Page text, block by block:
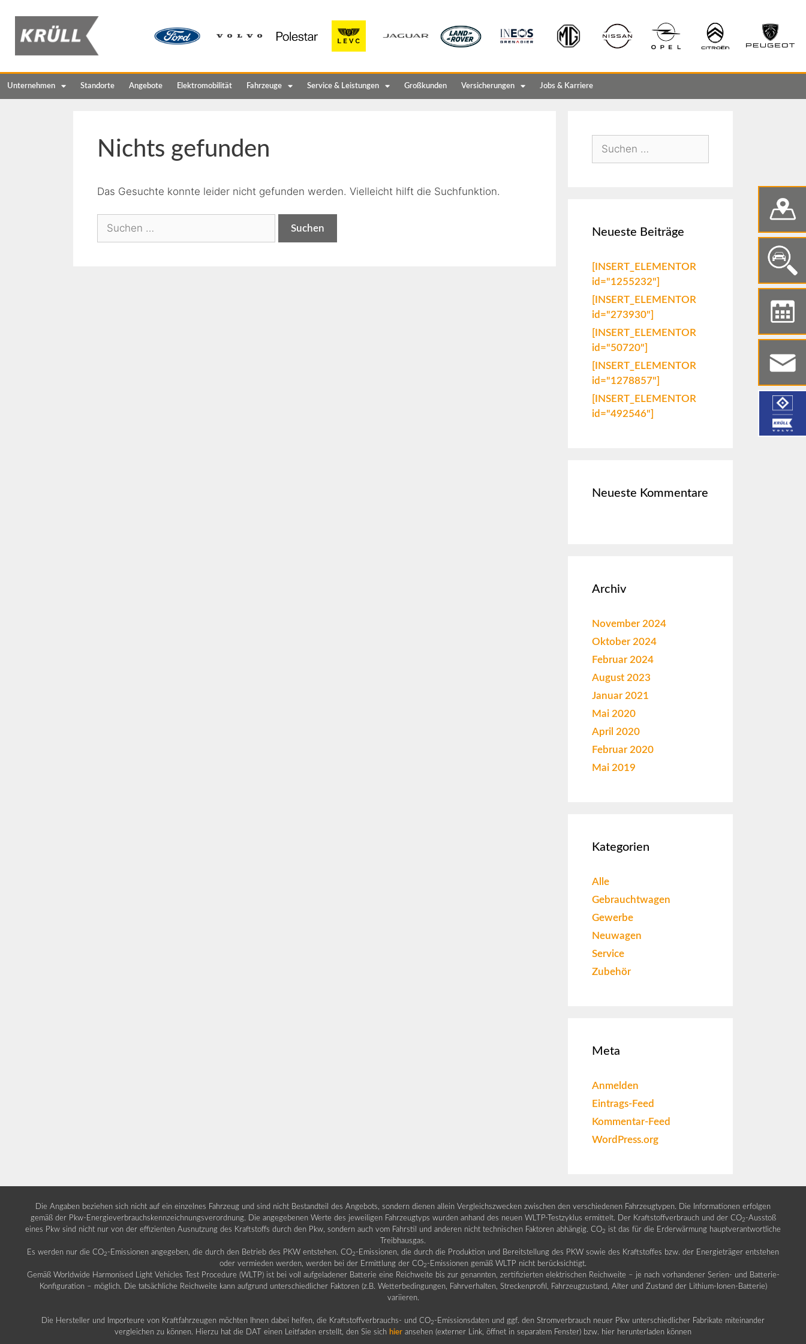
Unternehmen Standorte Angebote Elektromobilität Fahrzeuge Service & Leistungen Großkunden Versicherungen Jobs & Karriere
Nichts gefunden
Das Gesuchte konnte leider nicht gefunden werden. Vielleicht hilft die Suchfunktion.
Neueste Beiträge
[INSERT_ELEMENTOR
id="1255232"]
[INSERT_ELEMENTOR
id="273930"]
[INSERT_ELEMENTOR
id="50720"]
[INSERT_ELEMENTOR
id="1278857"]
[INSERT_ELEMENTOR
id="492546"]
Neueste Kommentare
Archiv
November 2024
Oktober 2024
Februar 2024
August 2023
Januar 2021
Mai 2020
April 2020
Februar 2020
Mai 2019
Kategorien
Alle
Gebrauchtwagen
Gewerbe
Neuwagen
Service
Zubehör
Meta
Anmelden
Eintrags-Feed
Kommentar-Feed
WordPress.org
Die Angaben beziehen sich nicht auf ein einzelnes Fahrzeug und sind nicht Bestandteil des Angebots, sondern dienen allein Vergleichszwecken zwischen den verschiedenen Fahrzeugtypen. Die Informationen erfolgen
gemäß der Pkw-Energieverbrauchskennzeichnungsverordnung. Die angegebenen Werte des jeweiligen Fahrzeugtyps wurden anhand des neuen WLTP-Testzyklus ermittelt. Der Kraftstoffverbrauch und der CO2 -Ausstoß
eines Pkw sind nicht nur von der effizienten Ausnutzung des Kraftstoffs durch den Pkw, sondern auch vom Fahrstil und anderen nicht technischen Faktoren abhängig. CO2 ist das für die Erderwärmung hauptverantwortliche
Treibhausgas.
Es werden nur die CO2 -Emissionen angegeben, die durch den Betrieb des PKW entstehen. CO2 -Emissionen, die durch die Produktion und Bereitstellung des PKW sowie des Kraftstoffes bzw. der Energieträger entstehen
oder vermieden werden, werden bei der Ermittlung der CO2 -Emissionen gemäß WLTP nicht berücksichtigt.
Gemäß Worldwide Harmonised Light Vehicles Test Procedure (WLTP) ist bei voll aufgeladener Batterie eine Reichweite bis zur genannten, zertifizierten elektrischen Reichweite – je nach vorhandener Serien- und Batterie-
Konfiguration – möglich. Die tatsächliche Reichweite kann aufgrund unterschiedlicher Faktoren (z.B. Wetterbedingungen, Fahrverhalten, Streckenprofil, Fahrzeugzustand, Alter und Zustand der Lithium-Ionen-Batterie)
variieren.
Die Hersteller und Importeure von Kraftfahrzeugen möchten Ihnen dabei helfen, die Kraftstoffverbrauchs- und CO2 -Emissionsdaten und ggf. den Stromverbrauch neuer Pkw unterschiedlicher Fabrikate miteinander
vergleichen zu können. Hierzu hat die DAT einen Leitfaden erstellt, den Sie sich hier ansehen (externer Link, öffnet in separatem Fenster) bzw. hier herunterladen können